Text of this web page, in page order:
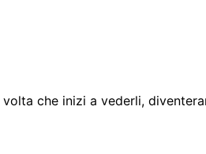
che inizi a vederli,